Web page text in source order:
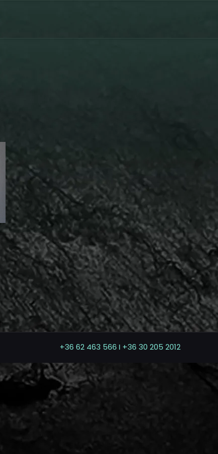
+36 62 463 566 I +36 30 205 2012